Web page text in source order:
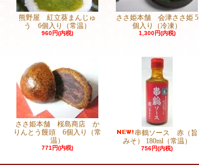
熊野屋 紅立葵まんじゅ
う 6個入り（常温）
960円(内税)
ささ姫本舗 会津ささ姫 5
個入り（冷凍）
1,300円(内税)
ささ姫本舗 桜島商店 か
りんとう饅頭 6個入り（常
温）
771円(内税)
串鶴ソース 赤（旨
みそ） 180ml（常温）
756円(内税)